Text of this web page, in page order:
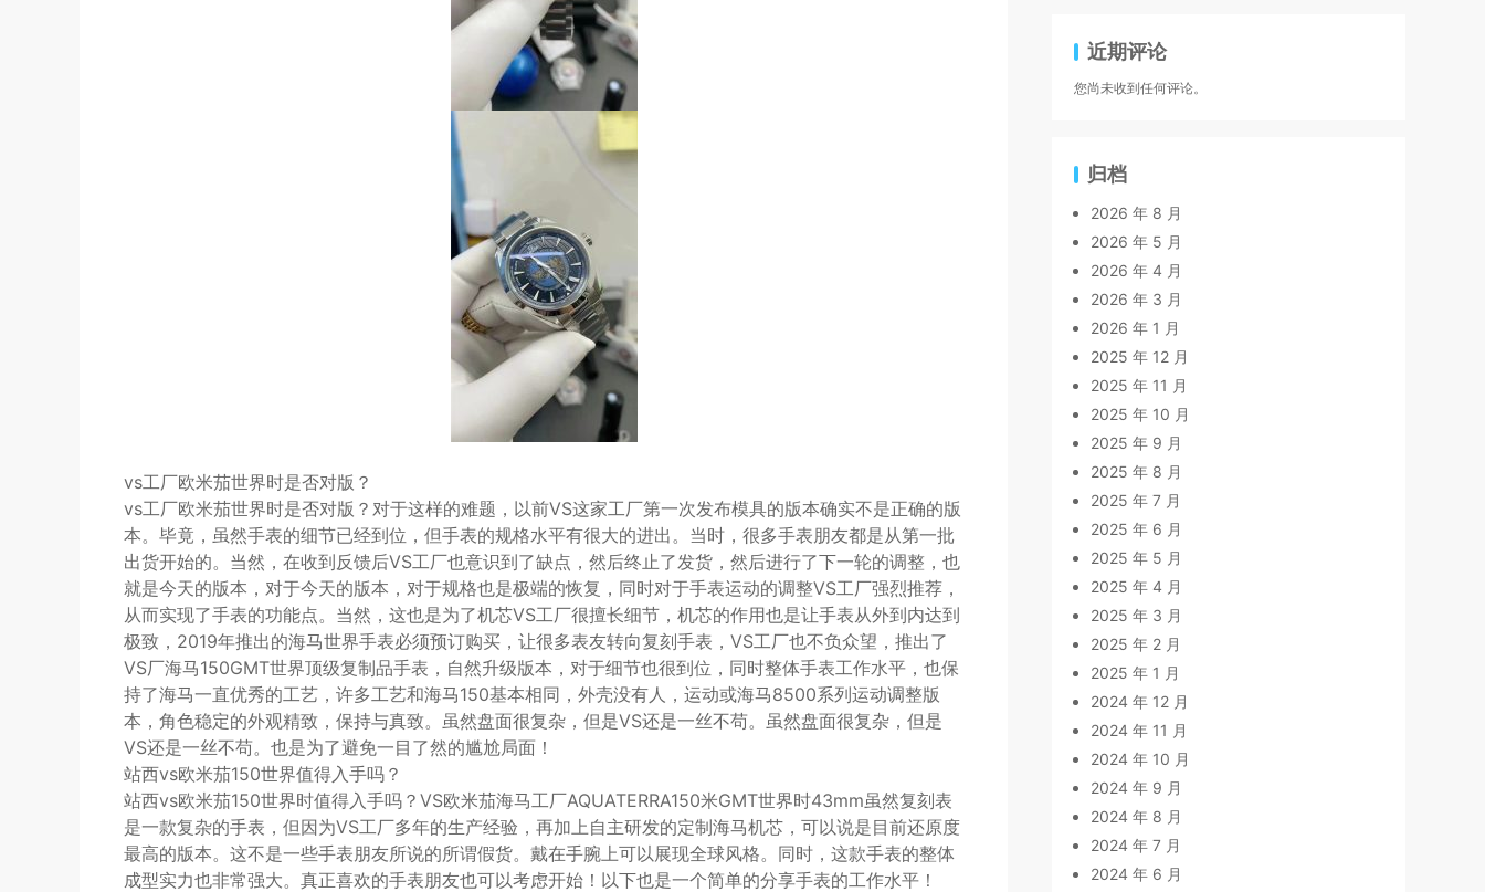
vs工厂欧米茄世界时是否对版？
vs工厂欧米茄世界时是否对版？对于这样的难题，以前VS这家工厂第一次发布模具的版本确实不是正确的版
本。毕竟，虽然手表的细节已经到位，但手表的规格水平有很大的进出。当时，很多手表朋友都是从第一批
出货开始的。当然，在收到反馈后VS工厂也意识到了缺点，然后终止了发货，然后进行了下一轮的调整，也
就是今天的版本，对于今天的版本，对于规格也是极端的恢复，同时对于手表运动的调整VS工厂强烈推荐，
从而实现了手表的功能点。当然，这也是为了机芯VS工厂很擅长细节，机芯的作用也是让手表从外到内达到
极致，2019年推出的海马世界手表必须预订购买，让很多表友转向复刻手表，VS工厂也不负众望，推出了
VS厂海马150GMT世界顶级复制品手表，自然升级版本，对于细节也很到位，同时整体手表工作水平，也保
持了海马一直优秀的工艺，许多工艺和海马150基本相同，外壳没有人，运动或海马8500系列运动调整版
本，角色稳定的外观精致，保持与真致。虽然盘面很复杂，但是VS还是一丝不苟。虽然盘面很复杂，但是
VS还是一丝不苟。也是为了避免一目了然的尴尬局面！
站西vs欧米茄150世界值得入手吗？
站西vs欧米茄150世界时值得入手吗？VS欧米茄海马工厂AQUATERRA150米GMT世界时43mm虽然复刻表
是一款复杂的手表，但因为VS工厂多年的生产经验，再加上自主研发的定制海马机芯，可以说是目前还原度
最高的版本。这不是一些手表朋友所说的所谓假货。戴在手腕上可以展现全球风格。同时，这款手表的整体
成型实力也非常强大。真正喜欢的手表朋友也可以考虑开始！以下也是一个简单的分享手表的工作水平！
近期评论
您尚未收到任何评论。
归档
2026 年 8 月
2026 年 5 月
2026 年 4 月
2026 年 3 月
2026 年 1 月
2025 年 12 月
2025 年 11 月
2025 年 10 月
2025 年 9 月
2025 年 8 月
2025 年 7 月
2025 年 6 月
2025 年 5 月
2025 年 4 月
2025 年 3 月
2025 年 2 月
2025 年 1 月
2024 年 12 月
2024 年 11 月
2024 年 10 月
2024 年 9 月
2024 年 8 月
2024 年 7 月
2024 年 6 月